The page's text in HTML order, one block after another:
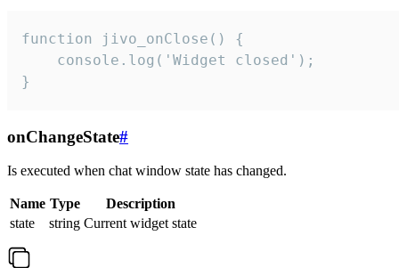
function jivo_onClose() {
    console.log('Widget closed');
}
onChangeState#
Is executed when chat window state has changed.
Name Type
Description
state
string Current widget state